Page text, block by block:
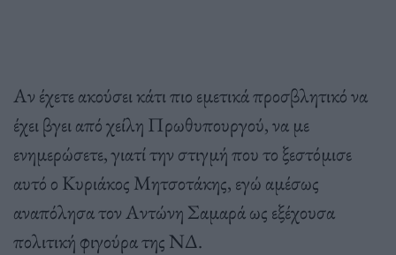
Αν έχετε ακούσει κάτι πιο εμετικά προσβλητικό να
έχει βγει από χείλη Πρωθυπουργού, να με
ενημερώσετε, γιατί την στιγμή που το ξεστόμισε
αυτό ο Κυριάκος Μητσοτάκης, εγώ αμέσως
αναπόλησα τον Αντώνη Σαμαρά ως εξέχουσα
πολιτική φιγούρα της ΝΔ.